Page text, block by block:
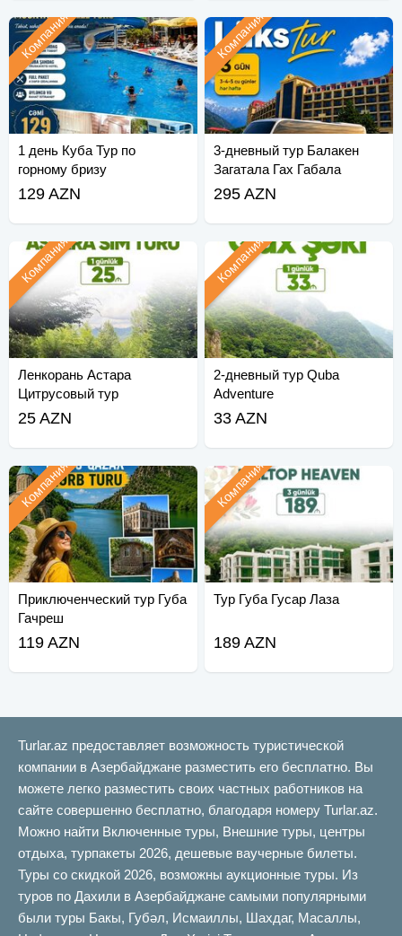
1 день Куба Тур по
горному бризу
Компания
129 AZN
3-дневный тур Балакен
Загатала Гах Габала
Компания
295 AZN
Ленкорань Астара
Цитрусовый тур
Компания
25 AZN
2-дневный тур Quba
Adventure
Компания
33 AZN
Приключенческий тур Губа
Гачреш
Компания
119 AZN
Тур Губа Гусар Лаза
Компания
189 AZN
Turlar.az предоставляет возможность туристической
компании в Азербайджане разместить его бесплатно. Вы
можете легко разместить своих частных работников на
сайте совершенно бесплатно, благодаря номеру Turlar.az.
Можно найти Включенные туры, Внешние туры, центры
отдыха, турпакеты 2026, дешевые ваучерные билеты.
Туры со скидкой 2026, возможны аукционные туры. Из
туров по Дахили в Азербайджане самыми популярными
были туры Бакы, Губəл, Исмаиллы, Шахдаг, Масаллы,